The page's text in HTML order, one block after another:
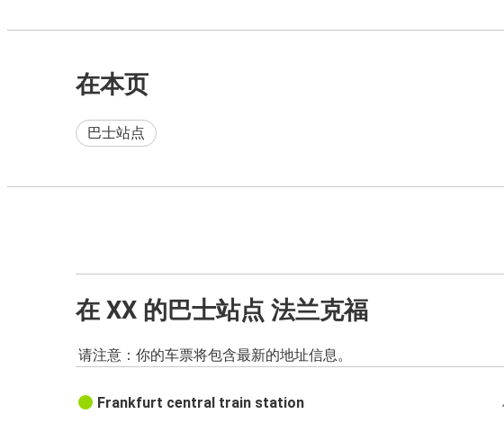
在本页
巴士站点
在 XX 的巴士站点 法兰克福
请注意：你的车票将包含最新的地址信息。
Frankfurt central train station